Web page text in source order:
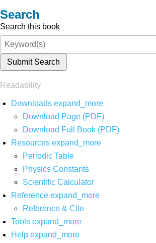
Search
Search this book
Submit Search
Readability
Downloads expand_more
Download Page (PDF)
Download Full Book (PDF)
Resources expand_more
Periodic Table
Physics Constants
Scientific Calculator
Reference expand_more
Reference & Cite
Tools expand_more
Help expand_more